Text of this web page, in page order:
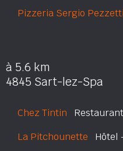
Pizzeria Sergio Pezzetti
à 5.6 km
4845 Sart-lez-Spa
Chez Tintin Restaurant
La Pitchounette Hôtel